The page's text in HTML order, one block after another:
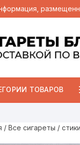
ТОВАРОВ
/ Все сигареты /